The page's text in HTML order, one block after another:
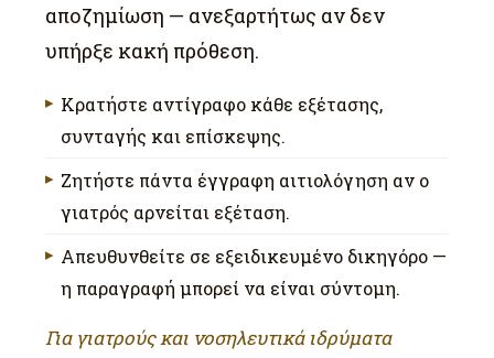
αποζημίωση — ανεξαρτήτως αν δεν
υπήρξε κακή πρόθεση.
Κρατήστε αντίγραφο κάθε εξέτασης,
συνταγής και επίσκεψης.
Ζητήστε πάντα έγγραφη αιτιολόγηση αν ο
γιατρός αρνείται εξέταση.
Απευθυνθείτε σε εξειδικευμένο δικηγόρο —
η παραγραφή μπορεί να είναι σύντομη.
Για γιατρούς και νοσηλευτικά ιδρύματα